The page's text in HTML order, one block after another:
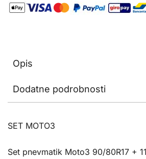
Opis
Dodatne podrobnosti
SET MOTO3
Set pnevmatik Moto3 90/80R17 +